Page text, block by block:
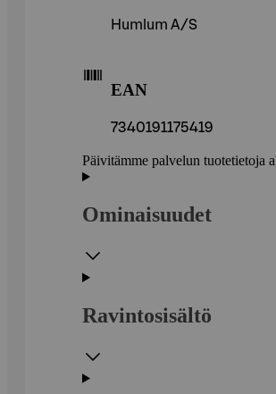
Humlum A/S
EAN
7340191175419
Päivitämme palvelun tuotetietoja
Ominaisuudet
Ravintosisältö